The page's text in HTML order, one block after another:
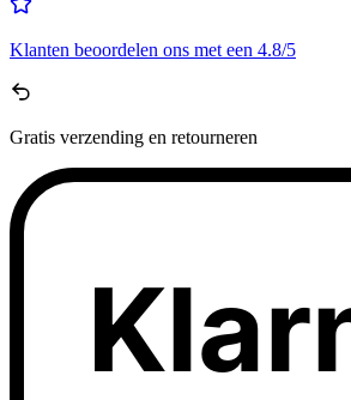
Klanten beoordelen ons met een 4.8/5
Gratis verzending en retourneren